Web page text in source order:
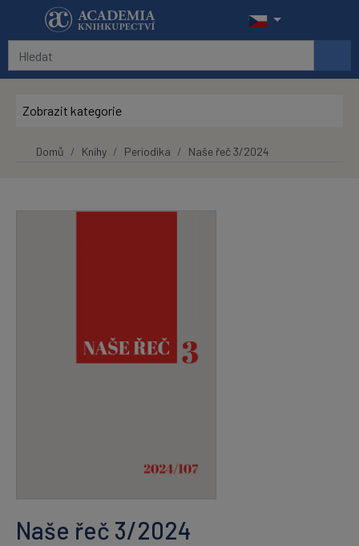
Přeskočit na hlavní obsah
Zobrazit kategorie
Domů Knihy Periodika Naše řeč 3/2024
Naše řeč 3/2024